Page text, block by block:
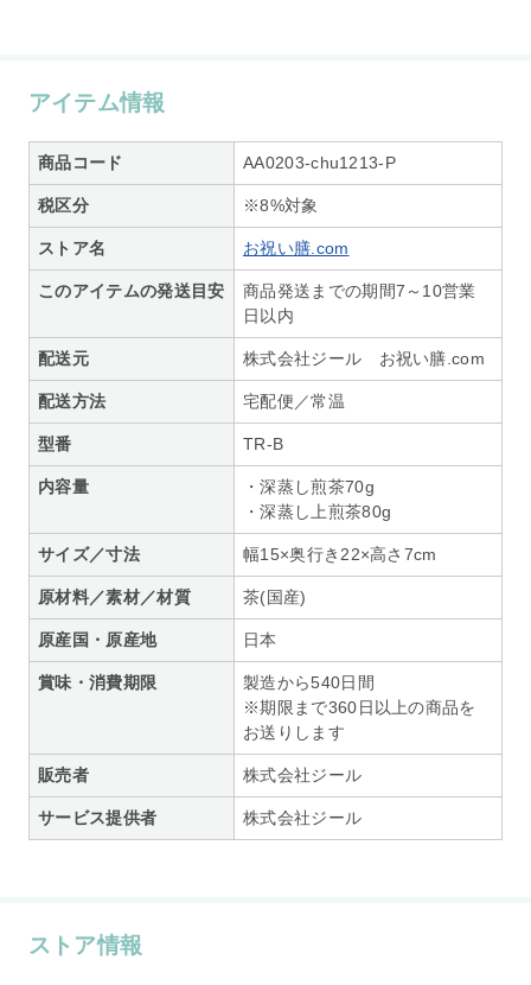
アイテム情報
商品コード AA0203-chu1213-P
税区分 ※8%対象
ストア名 お祝い膳.com
このアイテムの発送目安
商品発送までの期間7～10営業
日以内
配送元 株式会社ジール お祝い膳.com
配送方法 宅配便／常温
型番 TR-B
内容量
・深蒸し煎茶70g
・深蒸し上煎茶80g
サイズ／寸法 幅15×奥行き22×高さ7cm
原材料／素材／材質 茶(国産)
原産国・原産地 日本
賞味・消費期限
製造から540日間
※期限まで360日以上の商品を
お送りします
販売者 株式会社ジール
サービス提供者 株式会社ジール
ストア情報